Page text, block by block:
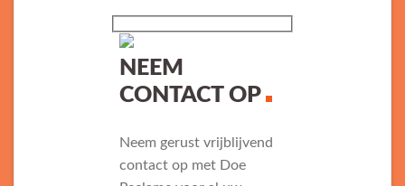
NEEM
CONTACT OP
Neem gerust vrijblijvend
contact op met Doe